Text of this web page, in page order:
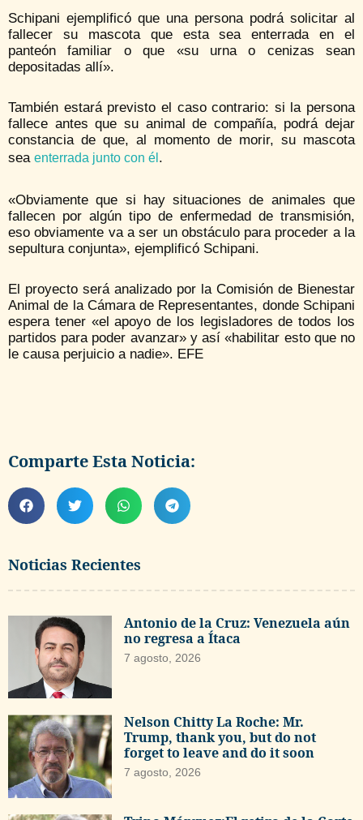
Noticias Recientes
Antonio de la Cruz: Venezuela aún
no regresa a Ítaca
7 agosto, 2026
Nelson Chitty La Roche: Mr.
Trump, thank you, but do not
forget to leave and do it soon
7 agosto, 2026
Schipani ejemplificó que una persona podrá solicitar al
fallecer su mascota que esta sea enterrada en el
panteón familiar o que «su urna o cenizas sean
depositadas allí».
También estará previsto el caso contrario: si la persona
fallece antes que su animal de compañía, podrá dejar
constancia de que, al momento de morir, su mascota
sea enterrada junto con él .
«Obviamente que si hay situaciones de animales que
fallecen por algún tipo de enfermedad de transmisión,
eso obviamente va a ser un obstáculo para proceder a la
sepultura conjunta», ejemplificó Schipani.
El proyecto será analizado por la Comisión de Bienestar
Animal de la Cámara de Representantes, donde Schipani
espera tener «el apoyo de los legisladores de todos los
partidos para poder avanzar» y así «habilitar esto que no
le causa perjuicio a nadie». EFE
Comparte Esta Noticia: